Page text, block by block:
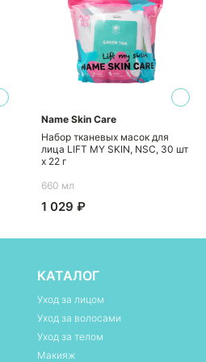
Name Skin Care
Набор тканевых масок для
лица LIFT MY SKIN, NSC, 30 шт
х 22 г
660 мл
1 029 ₽
КАТАЛОГ
Уход за лицом
Уход за волосами
Уход за телом
Макияж